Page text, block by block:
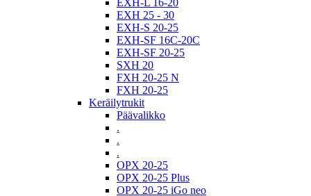
EXH-L 16-20
EXH 25 - 30
EXH-S 20-25
EXH-SF 16C-20C
EXH-SF 20-25
SXH 20
FXH 20-25 N
FXH 20-25
Keräilytrukit
Päävalikko
.
.
.
OPX 20-25
OPX 20-25 Plus
OPX 20-25 iGo neo